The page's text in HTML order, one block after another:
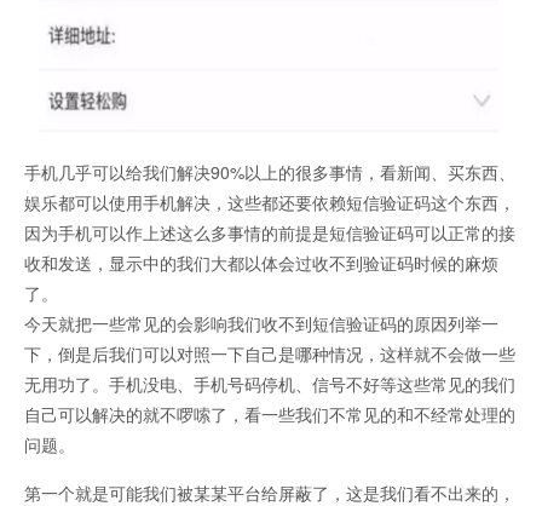
手机几乎可以给我们解决90%以上的很多事情，看新闻、买东西、
娱乐都可以使用手机解决，这些都还要依赖短信验证码这个东西，
因为手机可以作上述这么多事情的前提是短信验证码可以正常的接
收和发送，显示中的我们大都以体会过收不到验证码时候的麻烦
了。
今天就把一些常见的会影响我们收不到短信验证码的原因列举一
下，倒是后我们可以对照一下自己是哪种情况，这样就不会做一些
无用功了。手机没电、手机号码停机、信号不好等这些常见的我们
自己可以解决的就不啰嗦了，看一些我们不常见的和不经常处理的
问题。
第一个就是可能我们被某某平台给屏蔽了，这是我们看不出来的，